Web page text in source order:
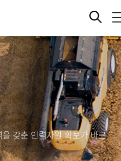
갖춘 인력자원 확보가 바로